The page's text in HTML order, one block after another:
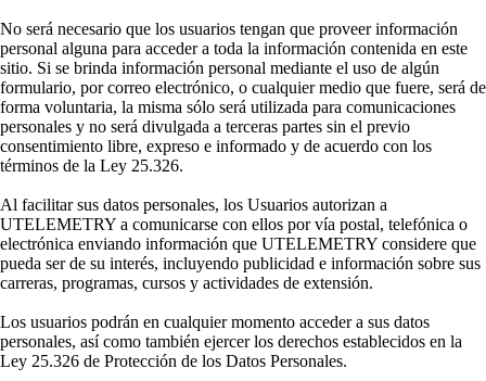
No será necesario que los usuarios tengan que proveer información
personal alguna para acceder a toda la información contenida en este
sitio. Si se brinda información personal mediante el uso de algún
formulario, por correo electrónico, o cualquier medio que fuere, será de
forma voluntaria, la misma sólo será utilizada para comunicaciones
personales y no será divulgada a terceras partes sin el previo
consentimiento libre, expreso e informado y de acuerdo con los
términos de la Ley 25.326.
Al facilitar sus datos personales, los Usuarios autorizan a
UTELEMETRY a comunicarse con ellos por vía postal, telefónica o
electrónica enviando información que UTELEMETRY considere que
pueda ser de su interés, incluyendo publicidad e información sobre sus
carreras, programas, cursos y actividades de extensión.
Los usuarios podrán en cualquier momento acceder a sus datos
personales, así como también ejercer los derechos establecidos en la
Ley 25.326 de Protección de los Datos Personales.